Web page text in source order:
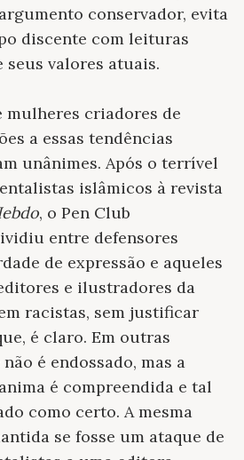
conservador, evita
discente com leituras
valores atuais.
mulheres criadores de
a essas tendências
unânimes. Após o terrível
islâmicos à revista
, o Pen Club
entre defensores
de expressão e aqueles
e ilustradores da
racistas, sem justificar
é claro. Em outras
é endossado, mas a
é compreendida e tal
como certo. A mesma
se fosse um ataque de